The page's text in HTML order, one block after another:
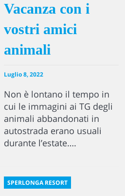
Vacanza con i
vostri amici
animali
Luglio 8, 2022
Non è lontano il tempo in
cui le immagini ai TG degli
animali abbandonati in
autostrada erano usuali
durante l’estate….
SPERLONGA RESORT